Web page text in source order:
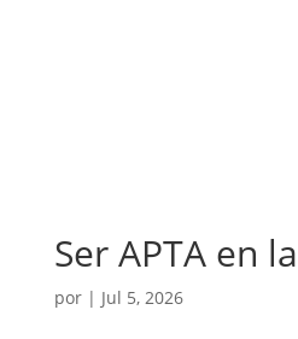
Ser APTA en
por | Jul 5, 2026